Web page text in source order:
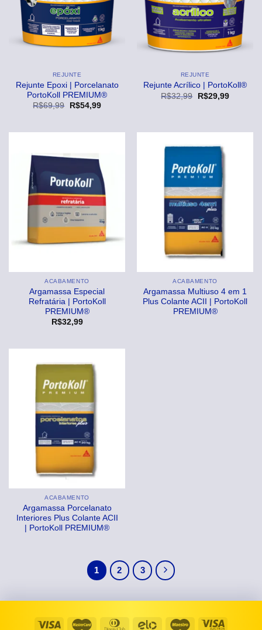
REJUNTE
Rejunte Epoxi | Porcelanato
PortoKoll PREMIUM®
R$69,99
O
R$54,99O
REJUNTE
Rejunte Acrílico | PortoKoll®
R$32,99
O
R$29,99O
ACABAMENTO
Argamassa Especial
Refratária | PortoKoll
PREMIUM®
R$32,99
ACABAMENTO
Argamassa Multiuso 4 em 1
Plus Colante ACII | PortoKoll
PREMIUM®
ACABAMENTO
Argamassa Porcelanato
Interiores Plus Colante ACII
| PortoKoll PREMIUM®
1 2 3